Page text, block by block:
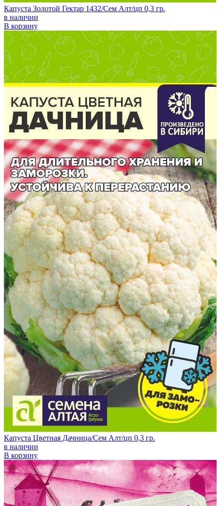
Капуста Золотой Гектар 1432/Сем Алт/цп 0,3 гр.
в наличии
В корзину
Капуста Цветная Дачница/Сем Алт/цп 0,3 гр.
в наличии
В корзину